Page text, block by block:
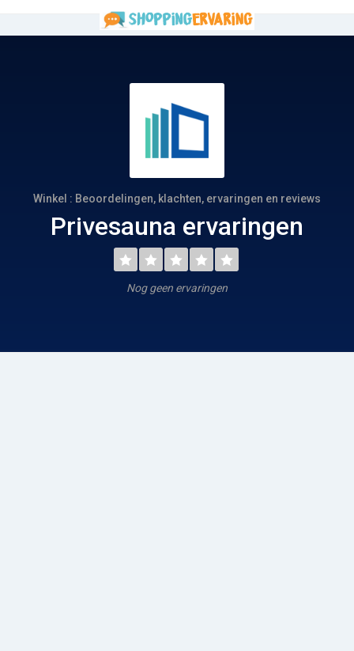
Winkel : Beoordelingen, klachten, ervaringen en reviews
Privesauna ervaringen
Nog geen ervaringen